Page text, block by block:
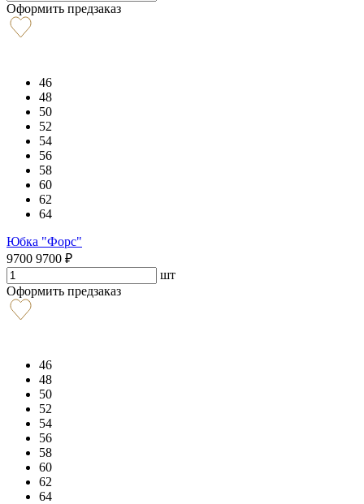
Оформить предзаказ
46
48
50
52
54
56
58
60
62
64
Юбка "Форс"
9700 9700 ₽
шт
Оформить предзаказ
46
48
50
52
54
56
58
60
62
64